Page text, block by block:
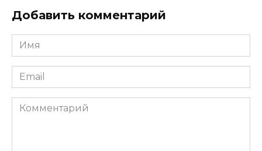
Добавить комментарий
Имя
*
Email
*
Комментарий